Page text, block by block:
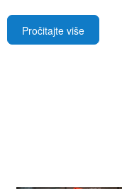
Pročitajte više